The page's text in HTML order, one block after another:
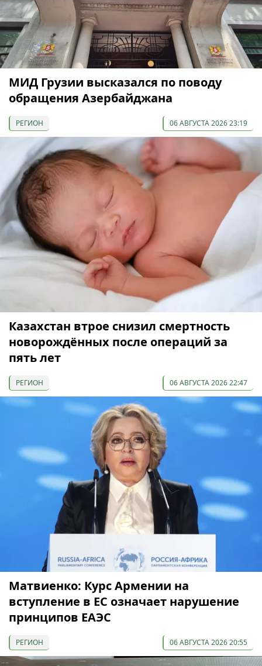
МИД Грузии высказался по поводу
обращения Азербайджана
РЕГИОН 06 АВГУСТА 2026 23:19
Казахстан втрое снизил смертность
новорождённых после операций за
пять лет
РЕГИОН 06 АВГУСТА 2026 22:47
Матвиенко: Курс Армении на
вступление в ЕС означает нарушение
принципов ЕАЭС
РЕГИОН 06 АВГУСТА 2026 20:55